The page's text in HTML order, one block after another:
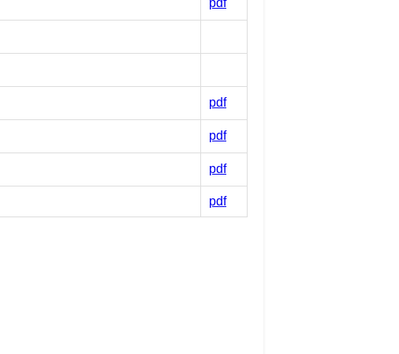
pdf
pdf
pdf
pdf
pdf